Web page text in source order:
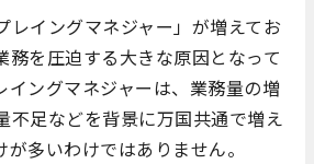
レイングマネジャー」が増えてお
務を圧迫する大きな原因となって
イングマネジャーは、業務量の増
不足などを背景に万国共通で増え
多いわけではありません。